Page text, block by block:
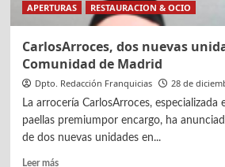
APERTURAS RESTAURACION & OCIO
CarlosArroces, dos nuevas
Comunidad de Madrid
Dpto. Redacción Franquicias 28 de
La arrocería CarlosArroces, especializada
paellas premiumpor encargo, ha
de dos nuevas unidades en...
Leer másLeer